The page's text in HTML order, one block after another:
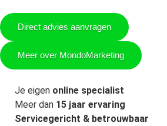
Direct advies aanvragen
Meer over MondoMarketing
Je eigen online specialist
Meer dan 15 jaar ervaring
Servicegericht & betrouwbaar